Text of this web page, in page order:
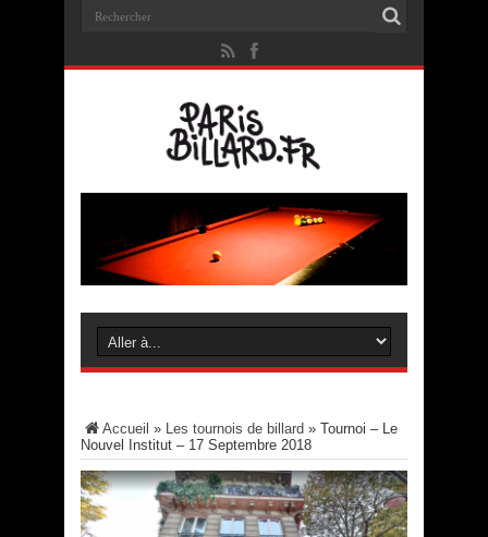
Accueil » Les tournois de billard » Tournoi – Le
Nouvel Institut – 17 Septembre 2018